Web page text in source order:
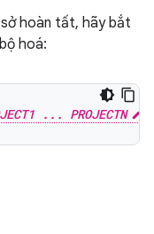
hoàn tất, hãy bắt
hoá:
... PROJECTN